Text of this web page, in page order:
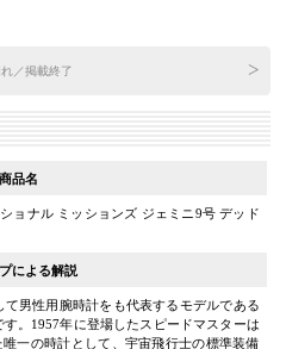
／掲載終了
商品名
ョナル ミッションズ ジェミニ9号 デッド
による解説
男性用腕時計をも代表するモデルである
す。1957年に登場したスピードマスターは
一の時計として、宇宙飛行士の標準装備